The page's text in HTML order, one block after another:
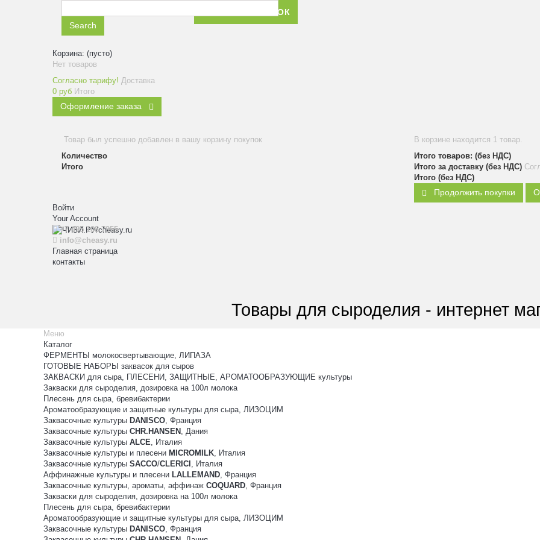
ЗАКАЗАТЬ ЗВОНОК
Search
Корзина: (пусто)
Нет товаров
Согласно тарифу! Доставка
0 руб Итого
Оформление заказа
Товар был успешно добавлен в вашу корзину покупок
Количество
Итого
В корзине находится 1 товар.
Итого товаров: (без НДС)
Итого за доставку (без НДС)
Итого (без НДС)
Продолжить покупки
Войти
Your Account
+7 495 108 7955
info@cheasy.ru
Главная страница
контакты
Товары для сыроделия - интернет
Меню
Каталог
ФЕРМЕНТЫ молокосвертывающие, ЛИПАЗА
ГОТОВЫЕ НАБОРЫ заквасок для сыров
ЗАКВАСКИ для сыра, ПЛЕСЕНИ, ЗАЩИТНЫЕ, АРОМАТООБРАЗУЮЩИЕ культуры
Закваски для сыроделия, дозировка на 100л молока
Плесень для сыра, бревибактерии
Ароматообразующие и защитные культуры для сыра, ЛИЗОЦИМ
Заквасочные культуры DANISCO, Франция
Заквасочные культуры CHR.HANSEN , Дания
Заквасочные культуры ALCE, Италия
Заквасочные культуры и плесени MICROMILK, Италия
Заквасочные культуры SACCO/CLERICI , Италия
Аффинажные культуры и плесени LALLEMAND, Франция
Заквасочные культуры, ароматы, аффинаж COQUARD, Франция
Закваски для сыроделия, дозировка на 100л молока
Плесень для сыра, бревибактерии
Ароматообразующие и защитные культуры для сыра, ЛИЗОЦИМ
Заквасочные культуры DANISCO, Франция